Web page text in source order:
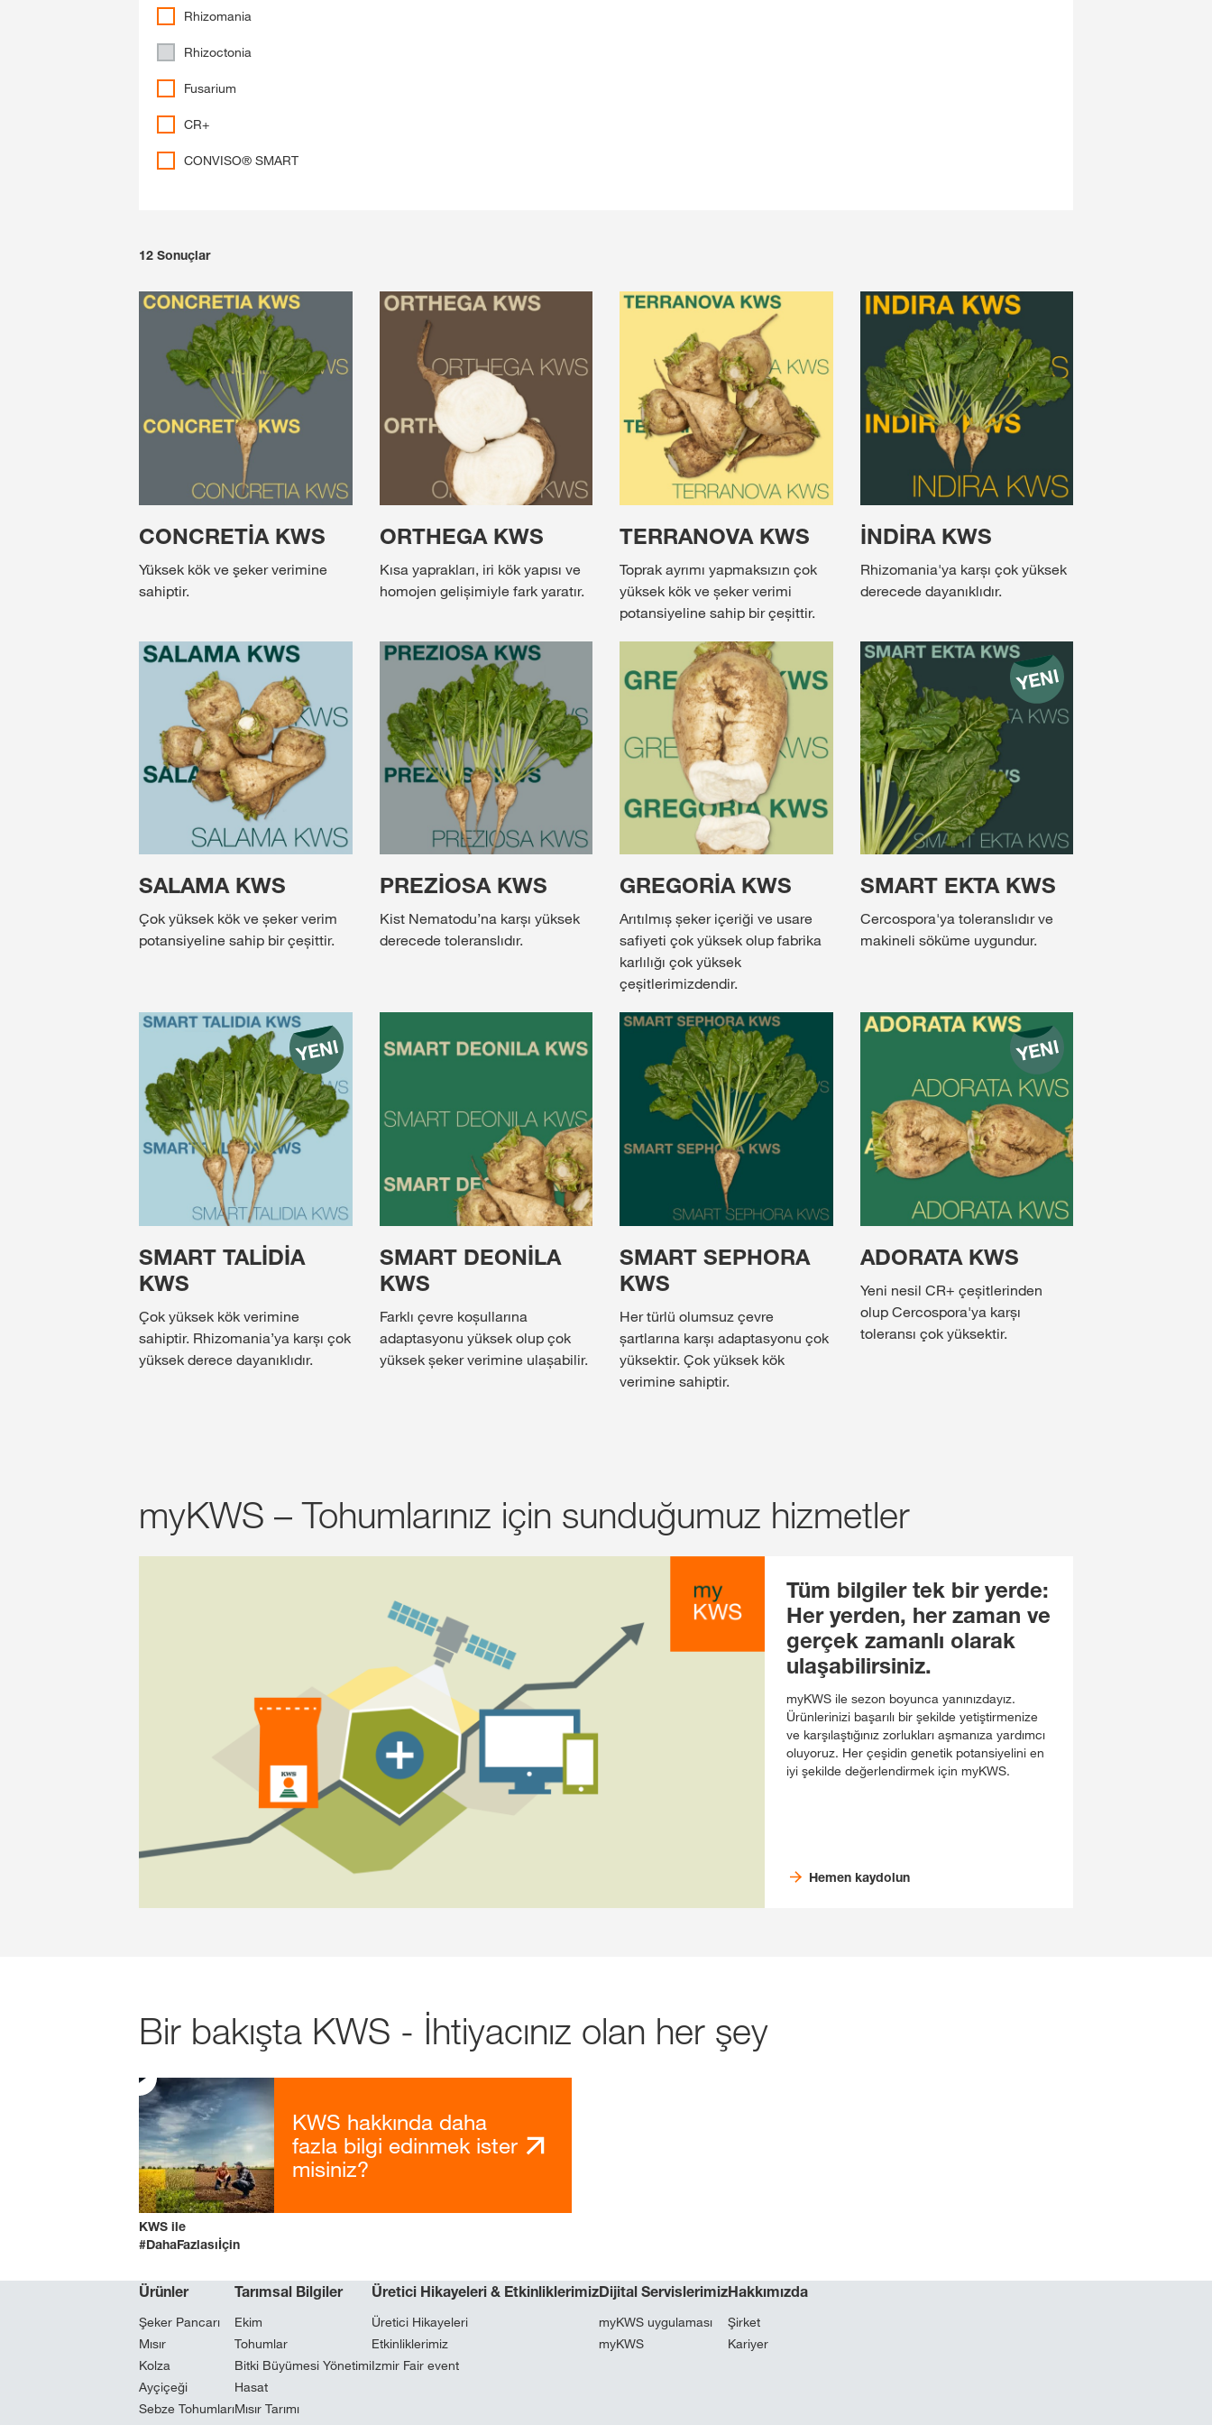
Rhizomania
Rhizoctonia
Fusarium
CR+
CONVISO® SMART
12 Sonuçlar
CONCRETİA KWS
Yüksek kök ve şeker verimine
sahiptir.
ORTHEGA KWS
Kısa yaprakları, iri kök yapısı ve
homojen gelișimiyle fark yaratır.
TERRANOVA KWS
Toprak ayrımı yapmaksızın çok
yüksek kök ve șeker verimi
potansiyeline sahip bir çeșittir.
İNDİRA KWS
Rhizomania'ya karșı çok yüksek
derecede dayanıklıdır.
SALAMA KWS
Çok yüksek kök ve șeker verim
potansiyeline sahip bir çeșittir.
PREZİOSA KWS
Kist Nematodu’na karșı yüksek
derecede toleranslıdır.
GREGORİA KWS
Arıtılmıș șeker içeriği ve usare
safiyeti çok yüksek olup fabrika
karlılığı çok yüksek
çeșitlerimizdendir.
SMART EKTA KWS
Cercospora'ya toleranslıdır ve
makineli söküme uygundur.
SMART TALİDİA
KWS
Çok yüksek kök verimine
sahiptir. Rhizomania’ya karșı çok
yüksek derece dayanıklıdır.
SMART DEONİLA
KWS
Farklı çevre koșullarına
adaptasyonu yüksek olup çok
yüksek șeker verimine ulașabilir.
SMART SEPHORA
KWS
Her türlü olumsuz çevre
șartlarına karșı adaptasyonu çok
yüksektir. Çok yüksek kök
verimine sahiptir.
ADORATA KWS
Yeni nesil CR+ çeșitlerinden
olup Cercospora'ya karșı
toleransı çok yüksektir.
myKWS – Tohumlarınız için sunduğumuz hizmetler
Tüm bilgiler tek bir yerde:
Her yerden, her zaman ve
gerçek zamanlı olarak
ulaşabilirsiniz.
myKWS ile sezon boyunca yanınızdayız.
Ürünlerinizi başarılı bir şekilde yetiştirmenize
ve karşılaştığınız zorlukları aşmanıza yardımcı
oluyoruz. Her çeşidin genetik potansiyelini en
iyi şekilde değerlendirmek için myKWS.
Hemen kaydolun
Bir bakışta KWS - İhtiyacınız olan her şey
KWS ile
#DahaFazlasıİçin
KWS hakkında daha
fazla bilgi edinmek ister
misiniz?
Ürünler
Şeker Pancarı
Mısır
Kolza
Ayçiçeği
Sebze Tohumları
Tarımsal Bilgiler
Ekim
Tohumlar
Bitki Büyümesi Yönetimi
Hasat
Mısır Tarımı
Üretici Hikayeleri & Etkinliklerimiz
Üretici Hikayeleri
Etkinliklerimiz
Izmir Fair event
Dijital Servislerimiz
myKWS uygulaması
myKWS
Hakkımızda
Şirket
Kariyer